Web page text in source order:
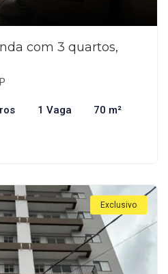
com 3 quartos,
1 Vaga 70 m²
Exclusivo